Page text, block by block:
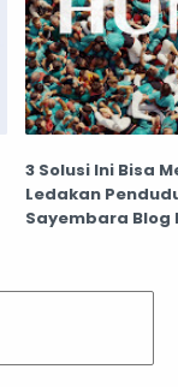
3 Solusi Ini Bisa
Ledakan
Sayembara Blog